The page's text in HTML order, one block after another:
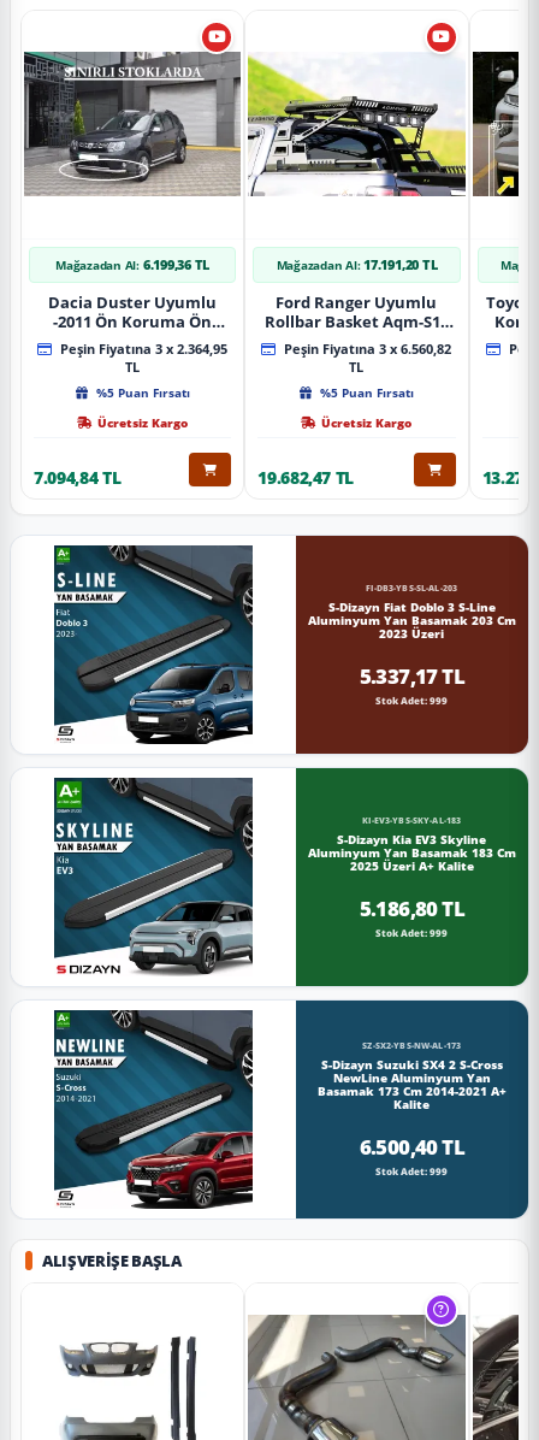
Mağazadan Al: 6.199,36 TL
Dacia Duster Uyumlu
-2011 Ön Koruma Ön
Tekli Koruma
Peşin Fiyatına 3 x 2.364,95
TL
%5 Puan Fırsatı
Ücretsiz Kargo
7.094,84 TL
Mağazadan Al: 17.191,20 TL
Ford Ranger Uyumlu
Rollbar Basket Aqm-S10
2015+ Uyumlu
Peşin Fiyatına 3 x 6.560,82
TL
%5 Puan Fırsatı
Ücretsiz Kargo
19.682,47 TL
FI-DB3-YBS-SL-AL-203
S-Dizayn Fiat Doblo 3 S-Line
Aluminyum Yan Basamak 203 Cm
2023 Üzeri
5.337,17 TL
Stok Adet: 999
KI-EV3-YBS-SKY-AL-183
S-Dizayn Kia EV3 Skyline
Aluminyum Yan Basamak 183 Cm
2025 Üzeri A+ Kalite
5.186,80 TL
Stok Adet: 999
SZ-SX2-YBS-NW-AL-173
S-Dizayn Suzuki SX4 2 S-Cross
NewLine Aluminyum Yan
Basamak 173 Cm 2014-2021 A+
Kalite
6.500,40 TL
Stok Adet: 999
ALIŞVERIŞE BAŞLA